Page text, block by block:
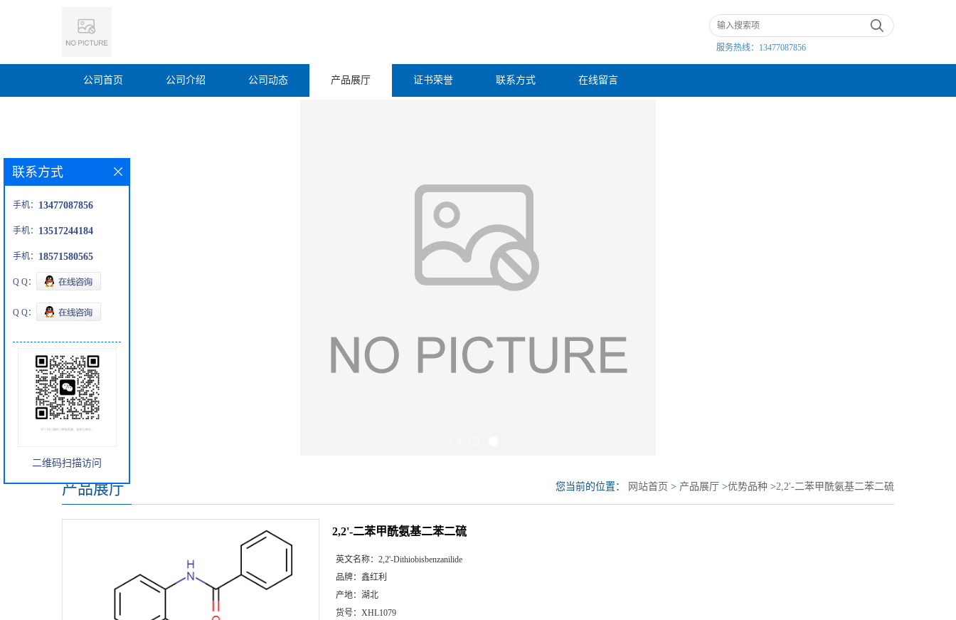
服务热线： 13477087856
公司首页 公司介绍 公司动态 产品展厅 证书荣誉 联系方式 在线留言
产品展厅 您当前的位置： 网站首页 > 产品展厅 >优势品种 >2,2'-二苯甲酰氨基二苯二硫
2,2'-二苯甲酰氨基二苯二硫
英文名称： 2,2'-Dithiobisbenzanilide
品牌： 鑫红利
产地： 湖北
货号： XHL1079
联系方式
手机： 13477087856
手机： 13517244184
手机： 18571580565
Q Q：
Q Q：
二维码扫描访问